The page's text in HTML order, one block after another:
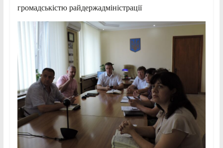
громадськістю райдержадміністрації